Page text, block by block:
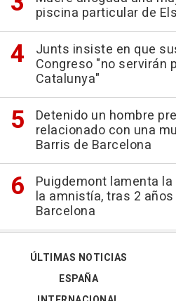
piscina particular de
Junts insiste en que
Congreso "no servirán
Catalunya"
Detenido un hombre
relacionado con una
Barris de Barcelona
Puigdemont lamenta
la amnistía, tras 2
Barcelona
ÚLTIMAS NOTICIAS
ESPAÑA